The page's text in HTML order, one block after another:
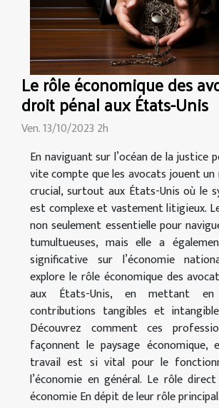
Le rôle économique des
droit pénal aux États-Unis
Ven. 13/10/2023 2h
En naviguant sur l’océan de la justice
vite compte que les avocats jouent
crucial, surtout aux États-Unis où le
est complexe et vastement litigieux.
non seulement essentielle pour
tumultueuses, mais elle a
significative sur l’économie
explore le rôle économique des
aux États-Unis, en mettant en
contributions tangibles et
Découvrez comment ces
façonnent le paysage économique,
travail est si vital pour le
l’économie en général. Le rôle
économie En dépit de leur rôle